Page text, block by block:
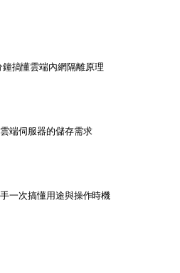
搞懂雲端內網隔離原理
端伺服器的儲存需求
一次搞懂用途與操作時機